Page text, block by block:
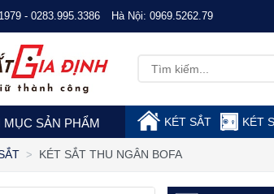
- 0283.995.3386 Hà Nội: 0969.5262.79
MỤC SẢN PHẨM KÉT SẮT KÉT
KÉT SẮT THU NGÂN BOFA